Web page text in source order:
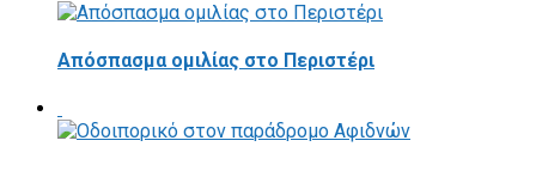
Απόσπασμα ομιλίας στο Περιστέρι